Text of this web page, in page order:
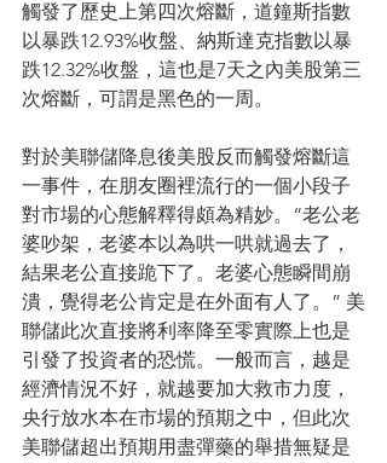
觸發了歷史上第四次熔斷，道鐘斯指數
以暴跌12.93%收盤、納斯達克指數以暴
跌12.32%收盤，這也是7天之內美股第三
次熔斷，可謂是黑色的一周。
對於美聯儲降息後美股反而觸發熔斷這
一事件，在朋友圈裡流行的一個小段子
對市場的心態解釋得頗為精妙。“老公老
婆吵架，老婆本以為哄一哄就過去了，
結果老公直接跪下了。老婆心態瞬間崩
潰，覺得老公肯定是在外面有人了。” 美
聯儲此次直接將利率降至零實際上也是
引發了投資者的恐慌。一般而言，越是
經濟情況不好，就越要加大救市力度，
央行放水本在市場的預期之中，但此次
美聯儲超出預期用盡彈藥的舉措無疑是